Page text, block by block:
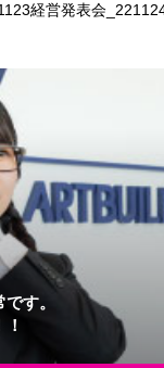
経営発表会
す。